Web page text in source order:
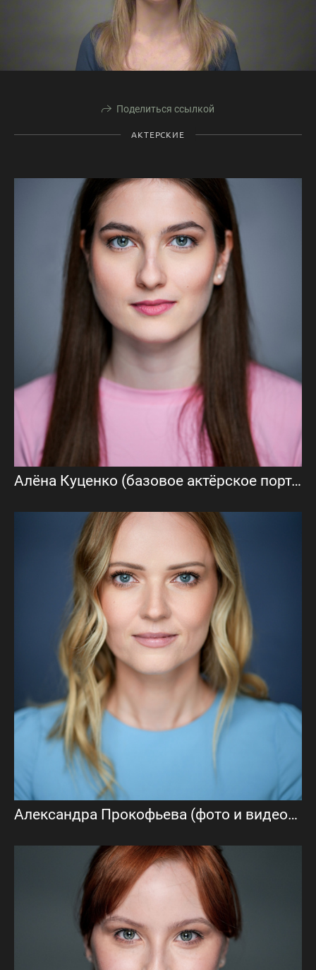
Поделиться ссылкой
АКТЕРСКИЕ
Алёна Куценко (базовое актёрское портфолио)
Александра Прокофьева (фото и видеовизитка)